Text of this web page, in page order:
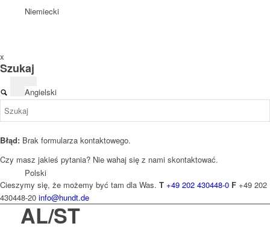
Niemiecki
Angielski
Polski
x
Szukaj
Błąd: Brak formularza kontaktowego.
Czy masz jakieś pytania? Nie wahaj się z nami skontaktować.
Cieszymy się, że możemy być tam dla Was. T +49 202 430448-0 F +49 202
430448-20 info@hundt.de
AL/ST